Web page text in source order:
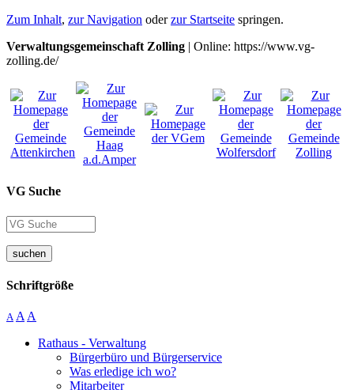
Zum Inhalt, zur Navigation oderzur Startseite springen.
Verwaltungsgemeinschaft Zolling | Online: https://www.vg-
zolling.de/
VG Suche
suchen
Schriftgröße
A A A
Rathaus - Verwaltung
Bürgerbüro und Bürgerservice
Was erledige ich wo?
Mitarbeiter